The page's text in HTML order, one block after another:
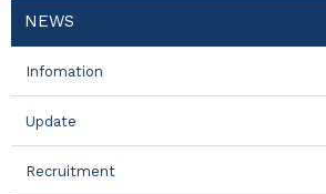
NEWS
Infomation
Update
Recruitment